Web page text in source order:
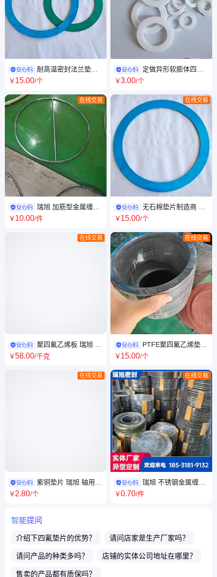
耐高温密封法兰垫片
高压石棉垫片 非石棉橡胶垫片
￥15.00/个
在线交易
瑞旭 加筋型金属缠绕
垫片 管箱 头盖法兰 带内外环挡
￥10.00/件
在线交易
聚四氟乙烯板 瑞旭 聚
四氟乙烯垫 耐磨损抗老化 减震
￥58.00/千克
在线交易
紫铜垫片 瑞旭 轴用密
封 耐腐蚀性好 退火紫铜垫
￥2.80/个
定做异形软膨体四氟
垫 聚四氟乙烯垫片 按需定制
￥3.00/个
在线交易
无石棉垫片制造商 种
类多样 来图定制 适用范围广
￥15.00/个
在线交易
PTFE聚四氟乙烯垫
片 3mm改性玻纤四氟垫 包覆
￥15.00/个
在线交易
瑞旭 不锈钢金属缠绕
垫片厂家 金 属垫片石墨垫片法
￥0.70/件
智能提问
介绍下四氟垫片的优势？ 请问店家是生产厂家吗？
请问产品的种类多吗？ 店铺的实体公司地址在哪里？
售卖的产品都有质保吗？